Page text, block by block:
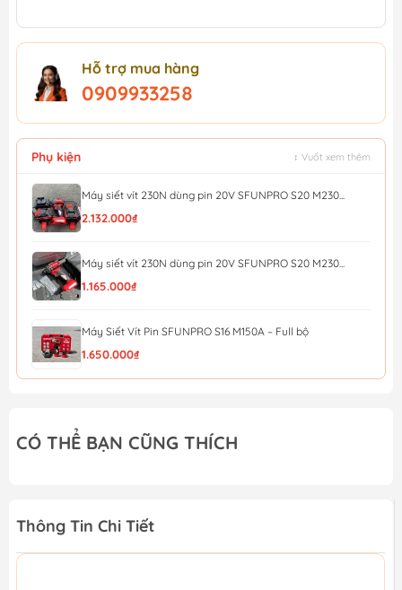
Hỗ trợ mua hàng
0909933258
Phụ kiện ↕ Vuốt xem thêm
Máy siết vít 230N dùng pin 20V SFUNPRO S20 M230...
2.132.000₫
Máy siết vít 230N dùng pin 20V SFUNPRO S20 M230...
1.165.000₫
Máy Siết Vít Pin SFUNPRO S16 M150A – Full bộ
1.650.000₫
Máy siết vít pin 20V/230N.m YUPAI YP20-W230M (thân
CÓ THỂ BẠN CŨNG THÍCH
Thông Tin Chi Tiết